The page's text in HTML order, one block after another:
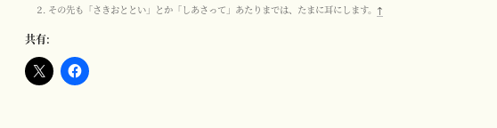
その先も「さきおととい」とか「しあさって」あたりまでは、たまに耳にします。 ↑
共有: